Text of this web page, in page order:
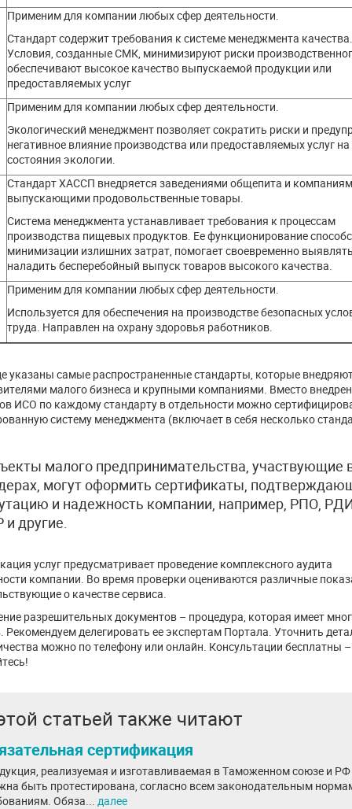
Применим для компании любых сфер деятельности.
Стандарт содержит требования к системе менеджмента качества.
Условия, созданные СМК, минимизируют риски
обеспечивают высокое качество выпускаемой продукции или
предоставляемых услуг
Применим для компании любых сфер деятельности.
Экологический менеджмент позволяет сократить риски и
негативное влияние производства или предоставляемых услуг на
состояния экологии.
Стандарт ХАССП внедряется заведениями общепита и
выпускающими продовольственные товары.
Система менеджмента устанавливает требования к процессам
производства пищевых продуктов. Ее функционирование
минимизации излишних затрат, помогает своевременно
наладить бесперебойный выпуск товаров высокого качества.
Применим для компании любых сфер деятельности.
Используется для обеспечения на производстве безопасных
труда. Направлен на охрану здоровья работников.
указаны самые распространенные стандарты, которые
малого бизнеса и крупными компаниями. Вместо
ИСО по каждому стандарту в отдельности можно
систему менеджмента (включает в себя несколько
малого предпринимательства, участвующие
могут оформить сертификаты,
и надежность компании, например, РПО,
другие.
услуг предусматривает проведение комплексного аудита
компании. Во время проверки оцениваются различные
о качестве сервиса.
разрешительных документов – процедура, которая имеет
Рекомендуем делегировать ее экспертам Портала. Уточнить
можно по телефону или онлайн. Консультации бесплатны –
статьей также читают
сертификация
реализуемая и изготавливаемая в Таможенном союзе и РФ
быть протестирована, согласно всем законодательным
Обяза... далее